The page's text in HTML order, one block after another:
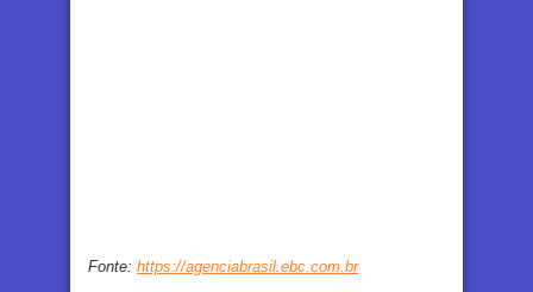
Fonte: https://agenciabrasil.ebc.com.br